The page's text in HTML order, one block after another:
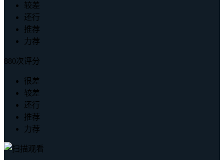
较差
还行
推荐
力荐
880次评分
很差
较差
还行
推荐
力荐